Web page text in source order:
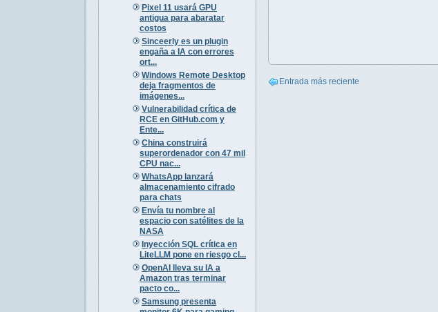
Pixel 11 usará GPU
antigua para abaratar
costos
Sinceerly es un plugin
engaña a IA con errores
ort...
Windows Remote Desktop
deja fragmentos de
imágenes...
Vulnerabilidad crítica de
RCE en GitHub.com y
Ente...
China construirá
superordenador con 47 mil
CPU nac...
WhatsApp lanzará
almacenamiento cifrado
para chats
Envía tu nombre al
espacio con satélites de la
NASA
Inyección SQL crítica en
LiteLLM pone en riesgo cl...
OpenAI lleva su IA a
Amazon tras terminar
pacto co...
Samsung presenta
Entrada más reciente